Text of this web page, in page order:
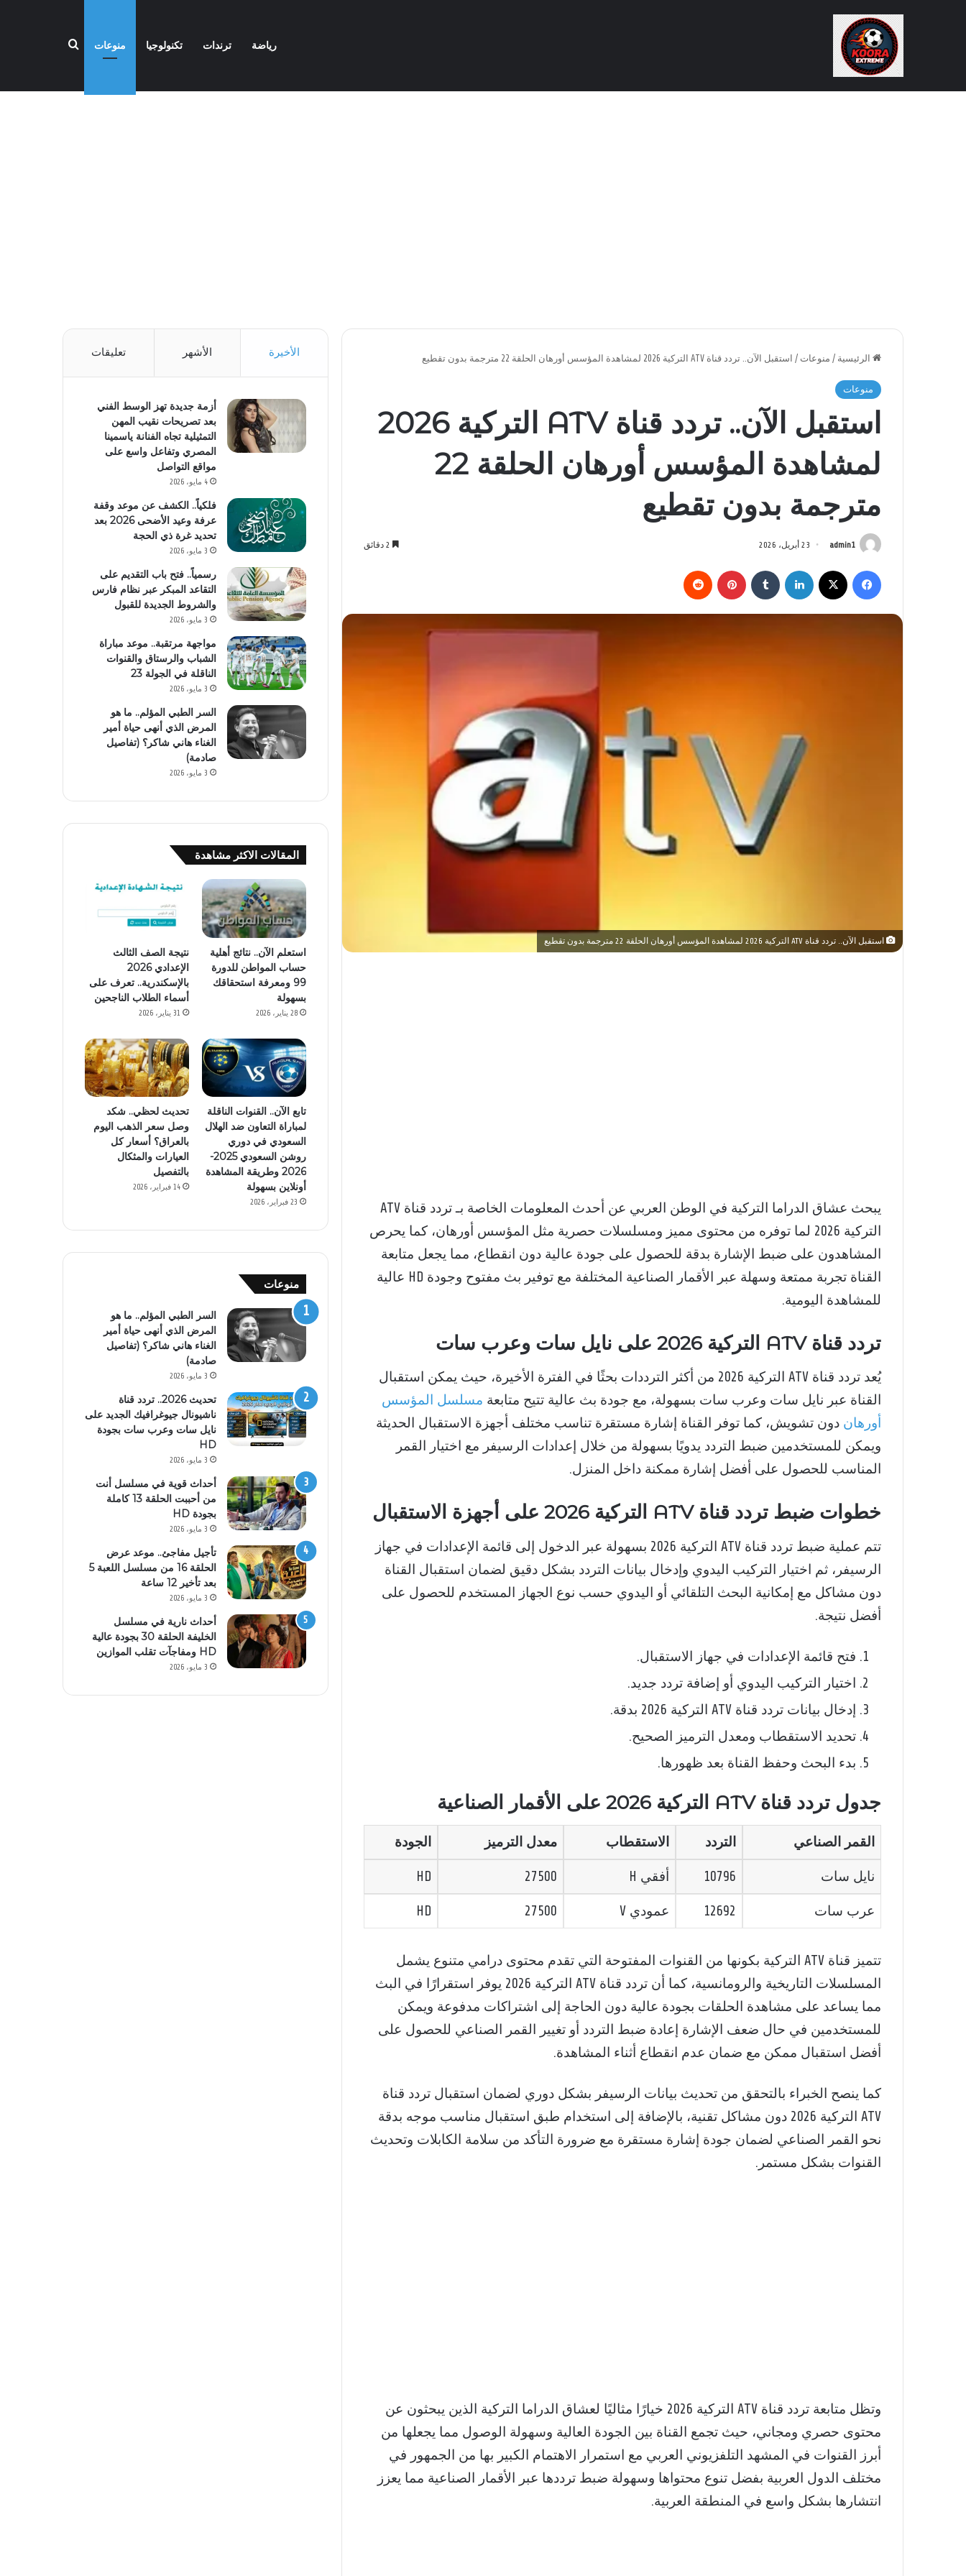
رياضة ترندات تكنولوجيا منوعات بحث عن
الرئيسية / منوعات / استقبل الآن.. تردد قناة ATV التركية 2026 لمشاهدة المؤسس أورهان الحلقة 22 مترجمة بدون تقطيع
منوعات
استقبل الآن.. تردد قناة ATV التركية 2026
لمشاهدة المؤسس أورهان الحلقة 22
مترجمة بدون تقطيع
admin1 23 أبريل، 2026
فيسبوك لينكدإن بينتيريست
استقبل الآن.. تردد قناة ATV التركية 2026 لمشاهدة المؤسس أورهان الحلقة 22 مترجمة بدون تقطيع
يبحث عشاق الدراما التركية في الوطن العربي عن أحدث المعلومات الخاصة بـ تردد قناة ATV
التركية 2026 لما توفره من محتوى مميز ومسلسلات حصرية مثل المؤسس أورهان، كما يحرص
المشاهدون على ضبط الإشارة بدقة للحصول على جودة عالية دون انقطاع، مما يجعل متابعة
القناة تجربة ممتعة وسهلة عبر الأقمار الصناعية المختلفة مع توفير بث مفتوح وجودة HD عالية
للمشاهدة اليومية.
تردد قناة ATV التركية 2026 على نايل سات وعرب سات
يُعد تردد قناة ATV التركية 2026 من أكثر الترددات بحثًا في الفترة الأخيرة، حيث يمكن استقبال
القناة عبر نايل سات وعرب سات بسهولة، مع جودة بث عالية تتيح متابعة مسلسل المؤسس
أورهان دون تشويش، كما توفر القناة إشارة مستقرة تناسب مختلف أجهزة الاستقبال الحديثة
ويمكن للمستخدمين ضبط التردد يدويًا بسهولة من خلال إعدادات الرسيفر مع اختيار القمر
المناسب للحصول على أفضل إشارة ممكنة داخل المنزل.
خطوات ضبط تردد قناة ATV التركية 2026 على أجهزة الاستقبال
تتم عملية ضبط تردد قناة ATV التركية 2026 بسهولة عبر الدخول إلى قائمة الإعدادات في جهاز
الرسيفر، ثم اختيار التركيب اليدوي وإدخال بيانات التردد بشكل دقيق لضمان استقبال القناة
دون مشاكل مع إمكانية البحث التلقائي أو اليدوي حسب نوع الجهاز المستخدم للحصول على
أفضل نتيجة.
فتح قائمة الإعدادات في جهاز الاستقبال.
اختيار التركيب اليدوي أو إضافة تردد جديد.
إدخال بيانات تردد قناة ATV التركية 2026 بدقة.
تحديد الاستقطاب ومعدل الترميز الصحيح.
بدء البحث وحفظ القناة بعد ظهورها.
جدول تردد قناة ATV التركية 2026 على الأقمار الصناعية
القمر الصناعي التردد الاستقطاب معدل الترميز الجودة
نايل سات 10796 أفقي H 27500
HD
عرب سات 12692 عمودي V 27500
HD
تتميز قناة ATV التركية بكونها من القنوات المفتوحة التي تقدم محتوى درامي متنوع يشمل
المسلسلات التاريخية والرومانسية، كما أن تردد قناة ATV التركية 2026 يوفر استقرارًا في البث
مما يساعد على مشاهدة الحلقات بجودة عالية دون الحاجة إلى اشتراكات مدفوعة ويمكن
للمستخدمين في حال ضعف الإشارة إعادة ضبط التردد أو تغيير القمر الصناعي للحصول على
أفضل استقبال ممكن مع ضمان عدم انقطاع أثناء المشاهدة.
كما ينصح الخبراء بالتحقق من تحديث بيانات الرسيفر بشكل دوري لضمان استقبال تردد قناة
ATV التركية 2026 دون مشاكل تقنية، بالإضافة إلى استخدام طبق استقبال مناسب موجه بدقة
نحو القمر الصناعي لضمان جودة إشارة مستقرة مع ضرورة التأكد من سلامة الكابلات وتحديث
القنوات بشكل مستمر.
وتظل متابعة تردد قناة ATV التركية 2026 خيارًا مثاليًا لعشاق الدراما التركية الذين يبحثون عن
محتوى حصري ومجاني، حيث تجمع القناة بين الجودة العالية وسهولة الوصول مما يجعلها من
أبرز القنوات في المشهد التلفزيوني العربي مع استمرار الاهتمام الكبير بها من الجمهور في
مختلف الدول العربية بفضل تنوع محتواها وسهولة ضبط ترددها عبر الأقمار الصناعية مما يعزز
انتشارها بشكل واسع في المنطقة العربية.
الأخيرة الأشهر تعليقات
أزمة جديدة تهز الوسط الفني
بعد تصريحات نقيب المهن
التمثيلية تجاه الفنانة ياسمينا
المصري وتفاعل واسع على
مواقع التواصل
4 مايو، 2026
فلكياً.. الكشف عن موعد وقفة
عرفة وعيد الأضحى 2026 بعد
تحديد غرة ذي الحجة
3 مايو، 2026
رسمياً.. فتح باب التقديم على
التقاعد المبكر عبر نظام فارس
والشروط الجديدة للقبول
3 مايو، 2026
مواجهة مرتقبة.. موعد مباراة
الشباب والرستاق والقنوات
الناقلة في الجولة 23
3 مايو، 2026
السر الطبي المؤلم.. ما هو
المرض الذي أنهى حياة أمير
الغناء هاني شاكر؟ (تفاصيل
صادمة)
3 مايو، 2026
المقالات الاكثر مشاهدة
استعلم الآن.. نتائج أهلية
حساب المواطن للدورة
99 ومعرفة استحقاقك
بسهولة
28 يناير، 2026
نتيجة الصف الثالث
الإعدادي 2026
بالإسكندرية.. تعرف على
أسماء الطلاب الناجحين
31 يناير، 2026
تابع الآن.. القنوات الناقلة
لمباراة التعاون ضد الهلال
السعودي في دوري
روشن السعودي 2025-
2026 وطريقة المشاهدة
أونلاين بسهولة
23 فبراير، 2026
تحديث لحظي.. شكد
وصل سعر الذهب اليوم
بالعراق؟ أسعار كل
العيارات والمثكال
بالتفصيل
14 فبراير، 2026
منوعات
السر الطبي المؤلم.. ما هو
المرض الذي أنهى حياة أمير
الغناء هاني شاكر؟ (تفاصيل
صادمة)
3 مايو، 2026
تحديث 2026.. تردد قناة
ناشيونال جيوغرافيك الجديد على
نايل سات وعرب سات بجودة
HD
3 مايو، 2026
أحداث قوية في مسلسل أنت
من أحببت الحلقة 13 كاملة
بجودة HD
3 مايو، 2026
تأجيل مفاجئ.. موعد عرض
الحلقة 16 من مسلسل اللعبة 5
بعد تأخير 12 ساعة
3 مايو، 2026
أحداث نارية في مسلسل
الخليفة الحلقة 30 بجودة عالية
HD ومفاجآت تقلب الموازين
3 مايو، 2026